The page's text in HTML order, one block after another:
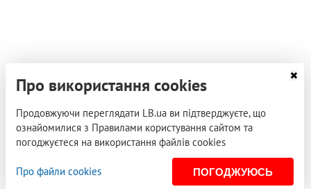
Про використання cookies
Продовжуючи переглядати LB.ua ви підтверджуєте, що
ознайомилися з Правилами користування сайтом та
погоджуєтеся на використання файлів cookies
Про файли cookies ПОГОДЖУЮСЬ